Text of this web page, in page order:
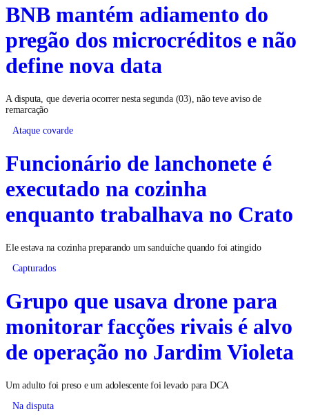
BNB mantém adiamento do
pregão dos microcréditos e não
define nova data
A disputa, que deveria ocorrer nesta segunda (03), não teve aviso de
remarcação
Ataque covarde
Funcionário de lanchonete é
executado na cozinha
enquanto trabalhava no Crato
Ele estava na cozinha preparando um sanduíche quando foi atingido
Capturados
Grupo que usava drone para
monitorar facções rivais é alvo
de operação no Jardim Violeta
Um adulto foi preso e um adolescente foi levado para DCA
Na disputa